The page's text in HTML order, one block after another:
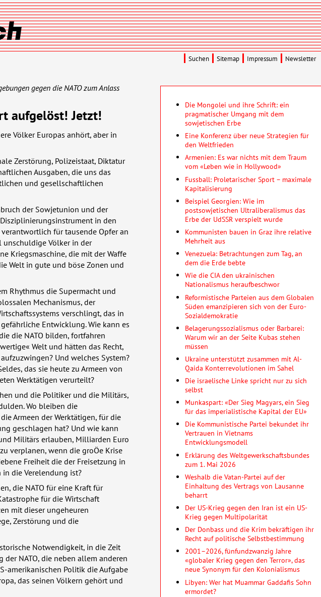
gegen dieNATOzum Anlass
aufgelöst! Jetzt!
Völker Europas anhört, aber in
Zerstörung, Polizeistaat, Diktatur
Ausgaben, die uns das
und gesellschaftlichen
der Sowjetunion und der
in den
für tausende Opfer an
unschuldige Völker in der
Kriegsmaschine, die mit der Waffe
Welt in gute und böse Zonen und
Rhythmus die Supermacht und
Mechanismus, der
verschlingt, das in
Entwicklung. Wie kann es
die NATO bilden, fortfahren
Welt und hätten das Recht,
Und welches System?
das sie heute zu Armeen von
Werktätigen verurteilt?
und die Politiker und die Militärs,
Wo bleiben die
Armeen der Werktätigen, für die
geschlagen hat? Und wie kann
Militärs erlauben, Milliarden Euro
verplanen, wenn die groÖe Krise
Freiheit die der Freisetzung in
die Verelendung ist?
die NATO für eine Kraft für
für die Wirtschaft
mit dieser ungeheuren
Zerstörung und die
Notwendigkeit, in die Zeit
der NATO, die neben allem anderen
amerikanischen Politik die Aufgabe
das seinen Völkern gehört und
Die Mongolei und ihre Schrift: ein
pragmatischer Umgang mit dem
sowjetischen Erbe
Eine Konferenz über neue Strategien für
den Weltfrieden
Armenien: Es war nichts mit dem Traum
vom «Leben wie in Hollywood»
Fussball: Proletarischer Sport – maximale
Kapitalisierung
Beispiel Georgien: Wie im
postsowjetischen Ultraliberalismus das
Erbe der UdSSR verspielt wurde
Kommunisten bauen in Graz ihre relative
Mehrheit aus
Venezuela: Betrachtungen zum Tag, an
dem die Erde bebte
Wie die CIA den ukrainischen
Nationalismus heraufbeschwor
Reformistische Parteien aus dem Globalen
Süden emanzipieren sich von der Euro-
Sozialdemokratie
Belagerungssozialismus oder Barbarei:
Warum wir an der Seite Kubas stehen
müssen
Ukraine unterstützt zusammen mit Al-
Qaida Konterrevolutionen im Sahel
Die israelische Linke spricht nur zu sich
selbst
Munkaspart: «Der Sieg Magyars, ein Sieg
für das imperialistische Kapital der EU»
Die Kommunistische Partei bekundet ihr
Vertrauen in Vietnams
Entwicklungsmodell
Erklärung des Weltgewerkschaftsbundes
zum 1. Mai 2026
Weshalb die Vatan-Partei auf der
Einhaltung des Vertrags von Lausanne
beharrt
Der US-Krieg gegen den Iran ist ein US-
Krieg gegen Multipolarität
Der Donbass und die Krim bekräftigen ihr
Recht auf politische Selbstbestimmung
2001–2026, fünfundzwanzig Jahre
«globaler Krieg gegen den Terror», das
neue Synonym für den Kolonialismus
Libyen: Wer hat Muammar Gaddafis Sohn
ermordet?
Suchen Sitemap Impressum Newsletter